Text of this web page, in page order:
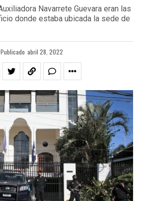
Navarrete Guevara eran las
donde estaba ubicada la sede de
Publicado abril 28, 2022